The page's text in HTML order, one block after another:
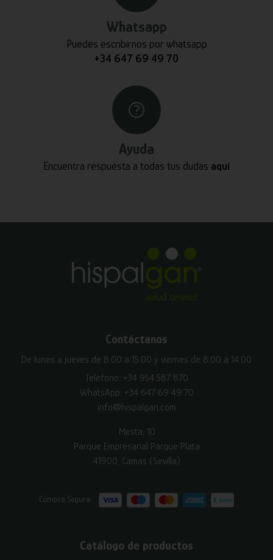
Whatsapp
Puedes escribirnos por whatsapp
+34 647 69 49 70
Ayuda
Encuentra respuesta a todas tus dudas aquí
Contáctanos
De lunes a jueves de 8:00 a 15:00 y viernes de 8:00 a 14:00
Teléfono: +34 954 587 870
WhatsApp: +34 647 69 49 70
info@hispalgan.com
Mesta, 10
Parque Empresarial Parque Plata
41900, Camas (Sevilla)
Compra Segura:
Catálogo de productos